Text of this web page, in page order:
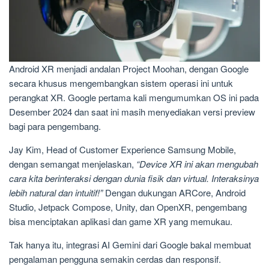
Android XR menjadi andalan Project Moohan, dengan Google
secara khusus mengembangkan sistem operasi ini untuk
perangkat XR. Google pertama kali mengumumkan OS ini pada
Desember 2024 dan saat ini masih menyediakan versi preview
bagi para pengembang.
Jay Kim, Head of Customer Experience Samsung Mobile,
dengan semangat menjelaskan, “Device XR ini akan mengubah
cara kita berinteraksi dengan dunia fisik dan virtual. Interaksinya
lebih natural dan intuitif!”Dengan dukungan ARCore, Android
Studio, Jetpack Compose, Unity, dan OpenXR, pengembang
bisa menciptakan aplikasi dan game XR yang memukau.
Tak hanya itu, integrasi AI Gemini dari Google bakal membuat
pengalaman pengguna semakin cerdas dan responsif.